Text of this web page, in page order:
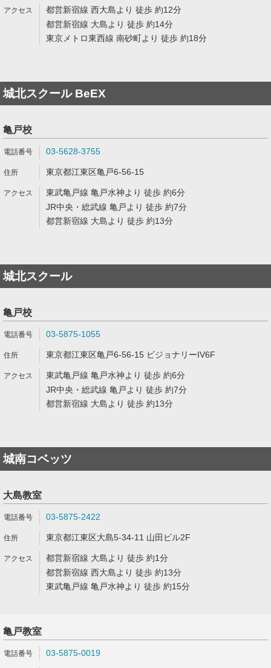
都営新宿線 西大島より 徒歩 約12分
都営新宿線 大島より 徒歩 約14分
東京メトロ東西線 南砂町より 徒歩 約18分
城北スクール BeEX
亀戸校
03-5628-3755
東京都江東区亀戸6-56-15
東武亀戸線 亀戸水神より 徒歩 約6分
JR中央・総武線 亀戸より 徒歩 約7分
都営新宿線 大島より 徒歩 約13分
城北スクール
亀戸校
03-5875-1055
東京都江東区亀戸6-56-15 ビジョナリーIV6F
東武亀戸線 亀戸水神より 徒歩 約6分
JR中央・総武線 亀戸より 徒歩 約7分
都営新宿線 大島より 徒歩 約13分
城南コベッツ
大島教室
03-5875-2422
東京都江東区大島5-34-11 山田ビル2F
都営新宿線 大島より 徒歩 約1分
都営新宿線 西大島より 徒歩 約13分
東武亀戸線 亀戸水神より 徒歩 約15分
亀戸教室
03-5875-0019